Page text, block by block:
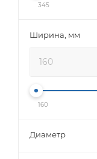
345
Ширина, мм
160
Диаметр